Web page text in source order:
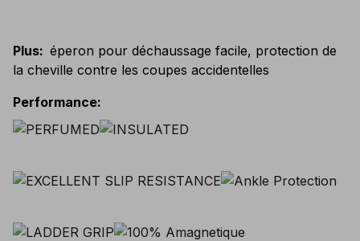
Plus: éperon pour déchaussage facile, protection de
la cheville contre les coupes accidentelles
Performance: